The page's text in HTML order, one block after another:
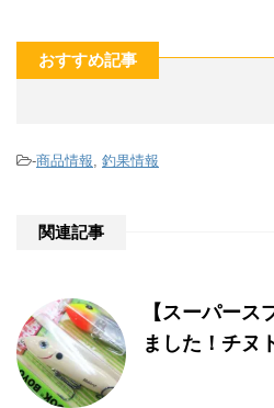
おすすめ記事
-商品情報, 釣果情報
関連記事
【スーパース
ました！チヌ